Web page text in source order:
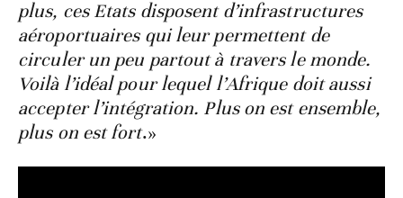
plus, ces Etats disposent d’infrastructures
aéroportuaires qui leur permettent de
circuler un peu partout à travers le monde.
Voilà l’idéal pour lequel l’Afrique doit aussi
accepter l’intégration. Plus on est ensemble,
plus on est fort.»